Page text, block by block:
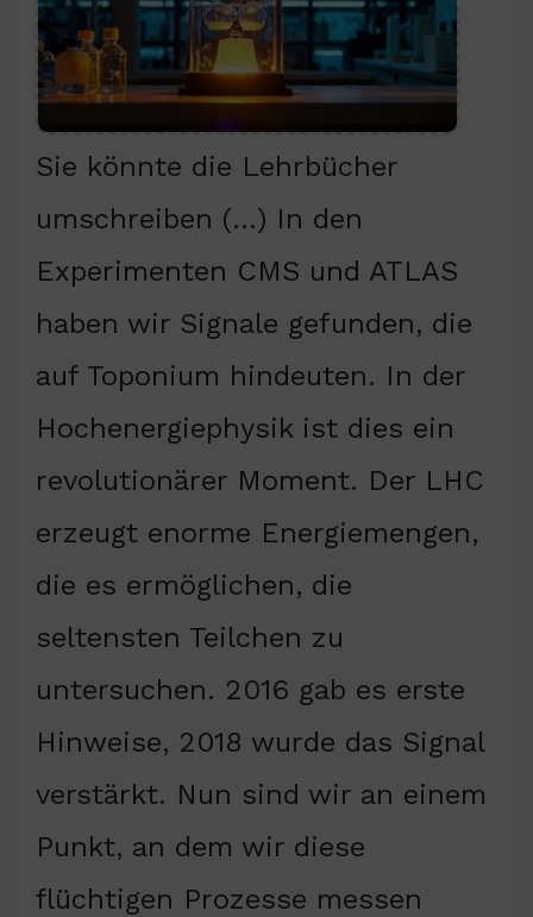
Sie könnte die Lehrbücher
umschreiben (…) In den
Experimenten CMS und ATLAS
haben wir Signale gefunden, die
auf Toponium hindeuten. In der
Hochenergiephysik ist dies ein
revolutionärer Moment. Der LHC
erzeugt enorme Energiemengen,
die es ermöglichen, die
seltensten Teilchen zu
untersuchen. 2016 gab es erste
Hinweise, 2018 wurde das Signal
verstärkt. Nun sind wir an einem
Punkt, an dem wir diese
flüchtigen Prozesse messen